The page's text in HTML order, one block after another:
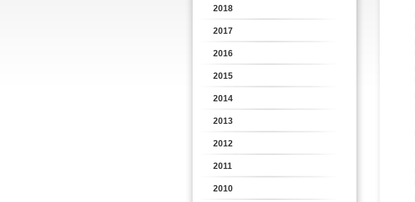
2018
2017
2016
2015
2014
2013
2012
2011
2010